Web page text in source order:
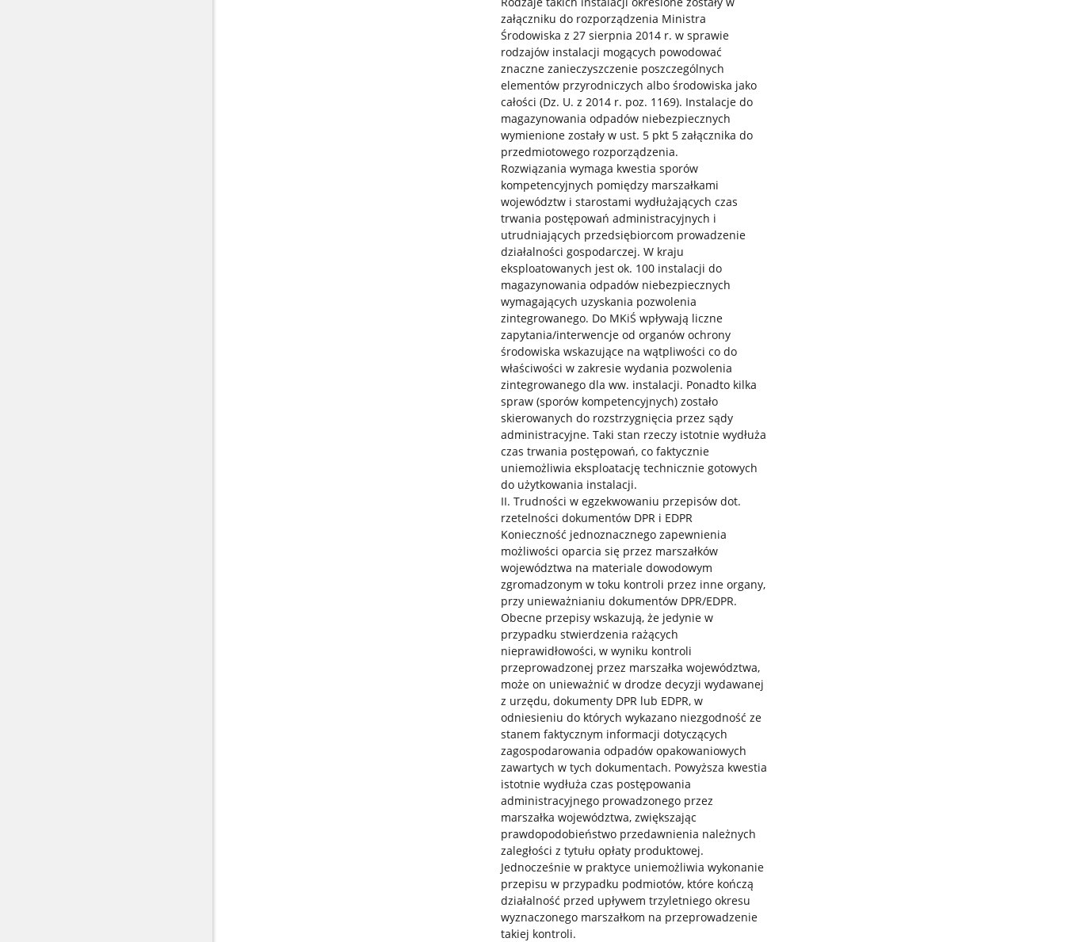
załączniku do rozporządzenia Ministra
Środowiska z 27 sierpnia 2014 r. w sprawie
rodzajów instalacji mogących powodować
znaczne zanieczyszczenie poszczególnych
elementów przyrodniczych albo środowiska jako
całości (Dz. U. z 2014 r. poz. 1169). Instalacje do
magazynowania odpadów niebezpiecznych
wymienione zostały w ust. 5 pkt 5 załącznika do
przedmiotowego rozporządzenia.
Rozwiązania wymaga kwestia sporów
kompetencyjnych pomiędzy marszałkami
województw i starostami wydłużających czas
trwania postępowań administracyjnych i
utrudniających przedsiębiorcom prowadzenie
działalności gospodarczej. W kraju
eksploatowanych jest ok. 100 instalacji do
magazynowania odpadów niebezpiecznych
wymagających uzyskania pozwolenia
zintegrowanego. Do MKiŚ wpływają liczne
zapytania/interwencje od organów ochrony
środowiska wskazujące na wątpliwości co do
właściwości w zakresie wydania pozwolenia
zintegrowanego dla ww. instalacji. Ponadto kilka
spraw (sporów kompetencyjnych) zostało
skierowanych do rozstrzygnięcia przez sądy
administracyjne. Taki stan rzeczy istotnie wydłuża
czas trwania postępowań, co faktycznie
uniemożliwia eksploatację technicznie gotowych
do użytkowania instalacji.
II. Trudności w egzekwowaniu przepisów dot.
rzetelności dokumentów DPR i EDPR
Konieczność jednoznacznego zapewnienia
możliwości oparcia się przez marszałków
województwa na materiale dowodowym
zgromadzonym w toku kontroli przez inne organy,
przy unieważnianiu dokumentów DPR/EDPR.
Obecne przepisy wskazują, że jedynie w
przypadku stwierdzenia rażących
nieprawidłowości, w wyniku kontroli
przeprowadzonej przez marszałka województwa,
może on unieważnić w drodze decyzji wydawanej
z urzędu, dokumenty DPR lub EDPR, w
odniesieniu do których wykazano niezgodność ze
stanem faktycznym informacji dotyczących
zagospodarowania odpadów opakowaniowych
zawartych w tych dokumentach. Powyższa kwestia
istotnie wydłuża czas postępowania
administracyjnego prowadzonego przez
marszałka województwa, zwiększając
prawdopodobieństwo przedawnienia należnych
zaległości z tytułu opłaty produktowej.
Jednocześnie w praktyce uniemożliwia wykonanie
przepisu w przypadku podmiotów, które kończą
działalność przed upływem trzyletniego okresu
wyznaczonego marszałkom na przeprowadzenie
takiej kontroli.